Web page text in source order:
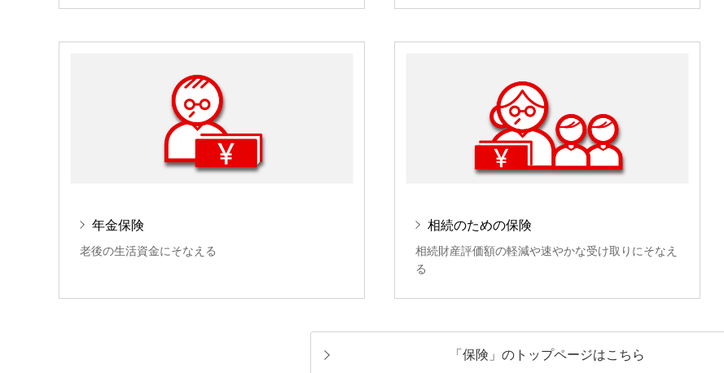
年金保険
老後の生活資金にそなえる
相続のための保険
相続財産評価額の軽減や速やかな受け取りにそなえ
る
「保険」のトップページはこちら